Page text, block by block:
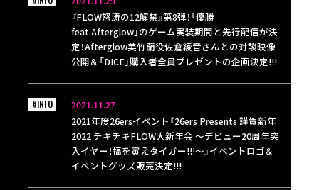
『FLOW怒涛の12解禁』第8弾！「優勝
feat.Afterglow」のゲーム実装期間と先行配信が決
定！Afterglow美竹蘭役佐倉綾音さんとの対談映像
公開＆「DICE」購入者全員プレゼントの企画決定!!!
2021.11.27
2021年度26ersイベント『26ers Presents 謹賀新年
2022 チキチキFLOW大新年会 ～デビュー20周年突
入イヤー！福を寅えタイガー!!!～』イベントロゴ＆
イベントグッズ販売決定!!!
#INFO